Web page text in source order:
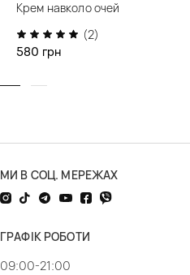
Cream
Крем навколо очей
(2)
580 грн
МИ В СОЦ. МЕРЕЖАХ
ГРАФІК РОБОТИ
09:00-21:00